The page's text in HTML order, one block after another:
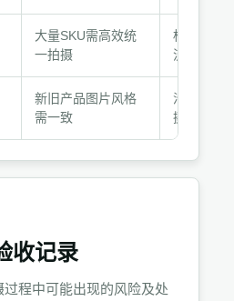
大量SKU需高效统
一拍摄
标准6张
流程
新旧产品图片风格
需一致
沿用原方
摄
收记录
程中可能出现的风险及处